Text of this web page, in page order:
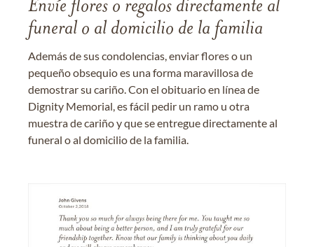
Envíe flores o regalos directamente al
funeral o al domicilio de la familia
Además de sus condolencias, enviar flores o un
pequeño obsequio es una forma maravillosa de
demostrar su cariño. Con el obituario en línea de
Dignity Memorial, es fácil pedir un ramo u otra
muestra de cariño y que se entregue directamente al
funeral o al domicilio de la familia.